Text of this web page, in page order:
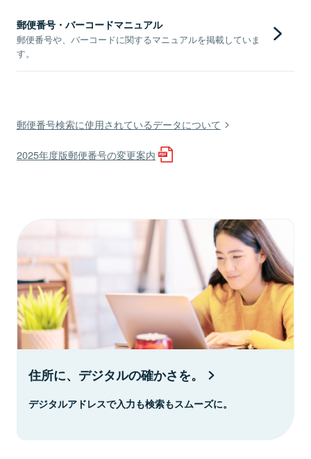
郵便番号・バーコードマニュアル
郵便番号や、バーコードに関するマニュアルを掲載していま
す。
郵便番号検索に使用されているデータについて
2025年度版郵便番号の変更案内
住所に、デジタルの確かさを。
デジタルアドレスで入力も検索もスムーズに。